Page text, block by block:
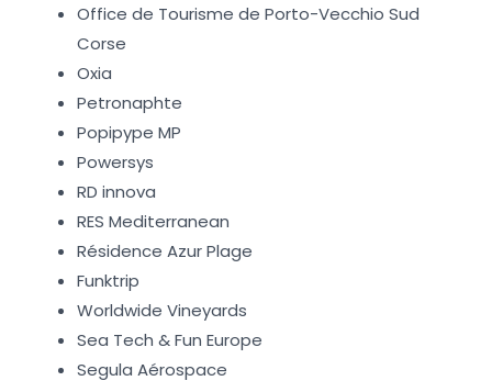
Office de Tourisme de Porto-Vecchio Sud
Corse
Oxia
Petronaphte
Popipype MP
Powersys
RD innova
RES Mediterranean
Résidence Azur Plage
Funktrip
Worldwide Vineyards
Sea Tech & Fun Europe
Segula Aérospace